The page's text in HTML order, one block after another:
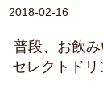
2018-02-16
普段、お飲
セレクトド